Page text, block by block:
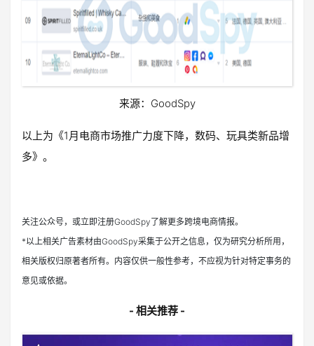
来源：GoodSpy
以上为《1月电商市场推广力度下降，数码、玩具类新品增
多》。
关注公众号，或立即注册GoodSpy了解更多跨境电商情报。
*以上相关广告素材由GoodSpy采集于公开之信息，仅为研究分析所用，
相关版权归原著者所有。内容仅供一般性参考，不应视为针对特定事务的
意见或依据。
- 相关推荐 -